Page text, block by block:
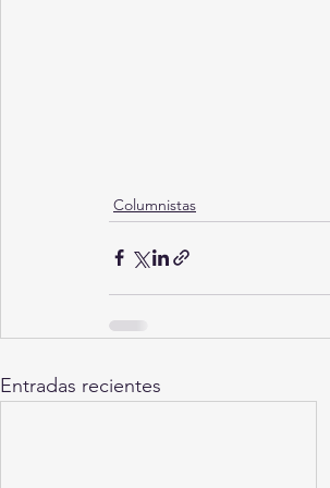
Columnistas
Entradas recientes